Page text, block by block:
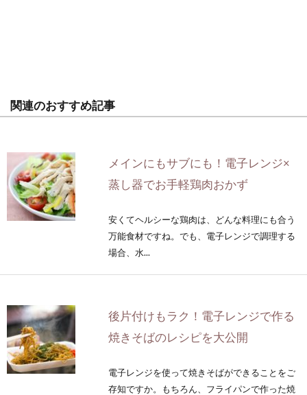
関連のおすすめ記事
メインにもサブにも！電子レンジ×
蒸し器でお手軽鶏肉おかず
安くてヘルシーな鶏肉は、どんな料理にも合う
万能食材ですね。でも、電子レンジで調理する
場合、水...
後片付けもラク！電子レンジで作る
焼きそばのレシピを大公開
電子レンジを使って焼きそばができることをご
存知ですか。もちろん、フライパンで作った焼